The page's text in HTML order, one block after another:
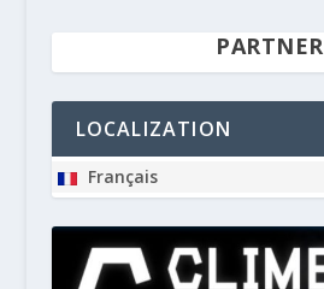
PARTNER
LOCALIZATION
Français